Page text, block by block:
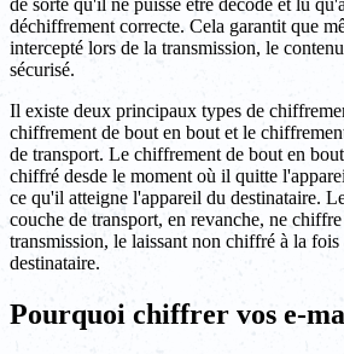
de sorte qu'il ne puisse être décodé et lu
déchiffrement correcte. Cela garantit que
intercepté lors de la transmission, le
sécurisé.
Il existe deux principaux types de
chiffrement de bout en bout et le
de transport. Le chiffrement de bout en
chiffré desde le moment où il quitte
ce qu'il atteigne l'appareil du destinataire.
couche de transport, en revanche, ne
transmission, le laissant non chiffré à la
destinataire.
Pourquoi chiffrer vos e-